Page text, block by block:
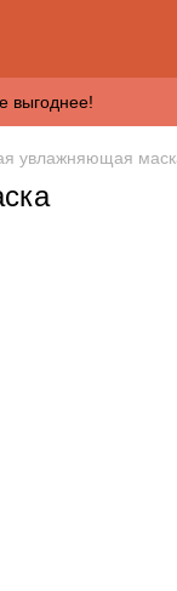
выгоднее!
увлажняющая